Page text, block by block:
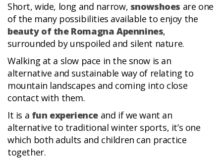
Short, wide, long and narrow, snowshoes are one
of the many possibilities available to enjoy the
beauty of the Romagna Apennines,
surrounded by unspoiled and silent nature.
Walking at a slow pace in the snow is an
alternative and sustainable way of relating to
mountain landscapes and coming into close
contact with them.
It is a fun experience and if we want an
alternative to traditional winter sports, it’s one
which both adults and children can practice
together.